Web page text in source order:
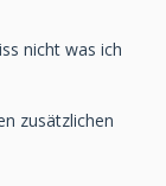
nicht was ich
zusätzlichen